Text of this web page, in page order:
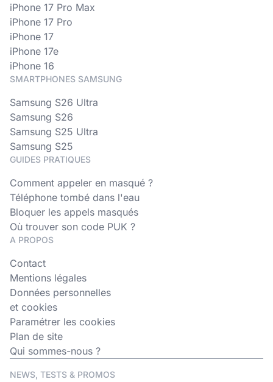
iPhone 17 Pro Max
iPhone 17 Pro
iPhone 17
iPhone 17e
iPhone 16
SMARTPHONES SAMSUNG
Samsung S26 Ultra
Samsung S26
Samsung S25 Ultra
Samsung S25
GUIDES PRATIQUES
Comment appeler en masqué ?
Téléphone tombé dans l'eau
Bloquer les appels masqués
Où trouver son code PUK ?
A PROPOS
Contact
Mentions légales
Données personnelles
et cookies
Paramétrer les cookies
Plan de site
Qui sommes-nous ?
NEWS, TESTS & PROMOS